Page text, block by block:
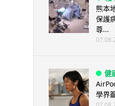
熊本
保護
尊...
健
學界